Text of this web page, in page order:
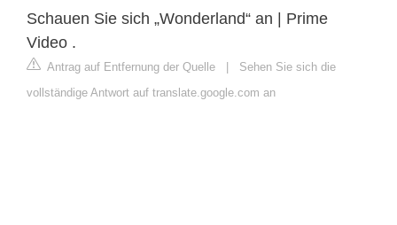
Schauen Sie sich „Wonderland“ an | Prime
Video .
Antrag auf Entfernung der Quelle | Sehen Sie sich die
vollständige Antwort auf translate.google.com an